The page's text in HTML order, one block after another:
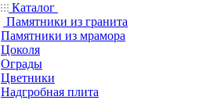
Каталог
Памятники из гранита
Памятники из мрамора
Цоколя
Ограды
Цветники
Надгробная плита